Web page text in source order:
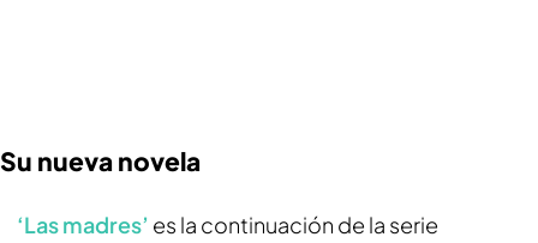
Su nueva novela
‘Las madres’ es la continuación de la serie